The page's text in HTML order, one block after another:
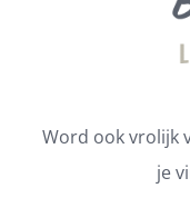
Word ook vrolijk
je